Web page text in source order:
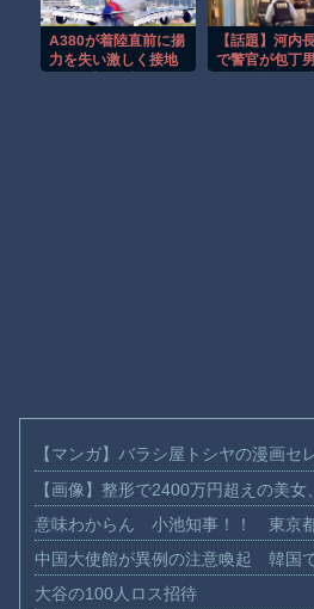
A380が着陸直前に揚
力を失い激しく接地
【話題】河内
で警官が包丁
【マンガ】バラシ屋トシヤの漫画セ
【画像】整形で2400万円超えの美
意味わからん 小池知事！！ 東京都
中国大使館が異例の注意喚起 韓国
大谷の100人ロス招待